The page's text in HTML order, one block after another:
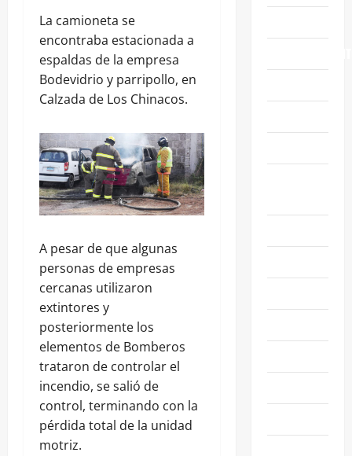
La camioneta se
encontraba estacionada a
espaldas de la empresa
Bodevidrio y parripollo, en
Calzada de Los Chinacos.
A pesar de que algunas
personas de empresas
cercanas utilizaron
extintores y
posteriormente los
elementos de Bomberos
trataron de controlar el
incendio, se salió de
control, terminando con la
pérdida total de la unidad
motriz.